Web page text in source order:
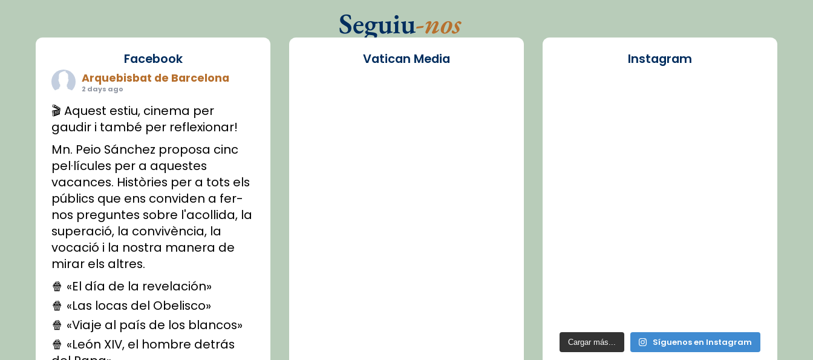
Seguiu-nos
Facebook
Arquebisbat de Barcelona
2 days ago
🎬 Aquest estiu, cinema per
gaudir i també per reflexionar!
Mn. Peio Sánchez proposa cinc
pel·lícules per a aquestes
vacances. Històries per a tots els
públics que ens conviden a fer-
nos preguntes sobre l'acollida, la
superació, la convivència, la
vocació i la nostra manera de
mirar els altres.
🍿 «El día de la revelación»
🍿 «Las locas del Obelisco»
🍿 «Viaje al país de los blancos»
🍿 «León XIV, el hombre detrás
Vatican Media Instagram
Cargar más... Síguenos en Instagram